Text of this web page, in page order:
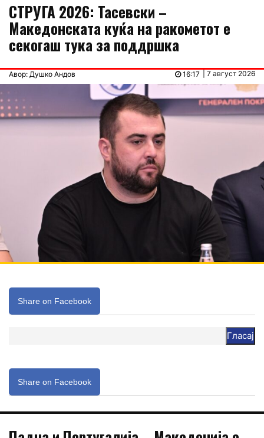
СТРУГА 2026: Тасевски –
Македонската куќа на ракометот е
секогаш тука за поддршка
Авор: Душко Андов | 7 август 2026
16:17
Share on Facebook
Гласај
Share on Facebook